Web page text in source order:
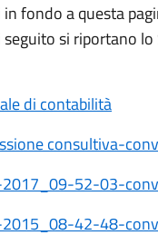
fondo a questa
si riportano
di contabilità
consultiva-
52-03-
42-48-